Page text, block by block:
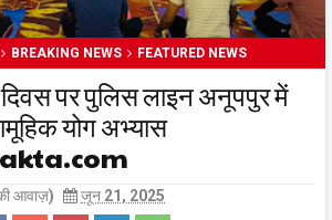
BREAKING NEWS FEATURED NEWS
दिवस पर पुलिस लाइन अनूपपुर में
योग अभ्यास
आवाज़) जून 21, 2025